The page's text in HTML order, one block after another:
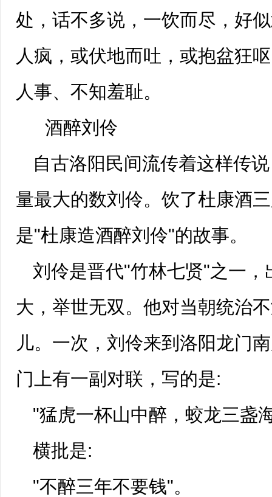
处，话不多说 ，一饮而尽，好
人疯，或伏地而吐，或抱盆狂
人事、不知羞耻。
酒醉刘伶
自古洛阳民间流传着这样传
量最大的数刘伶。饮了杜康酒
是"杜康造酒醉刘伶"的故事。
刘伶是晋代"竹林七贤"之一，
大，举世无双。他对当朝统治
儿。一次，刘伶来到 洛阳龙门
门上有一副对联，写的是:
"猛虎一杯山中醉，蛟龙三盏
横批是:
"不醉三年不要钱"。